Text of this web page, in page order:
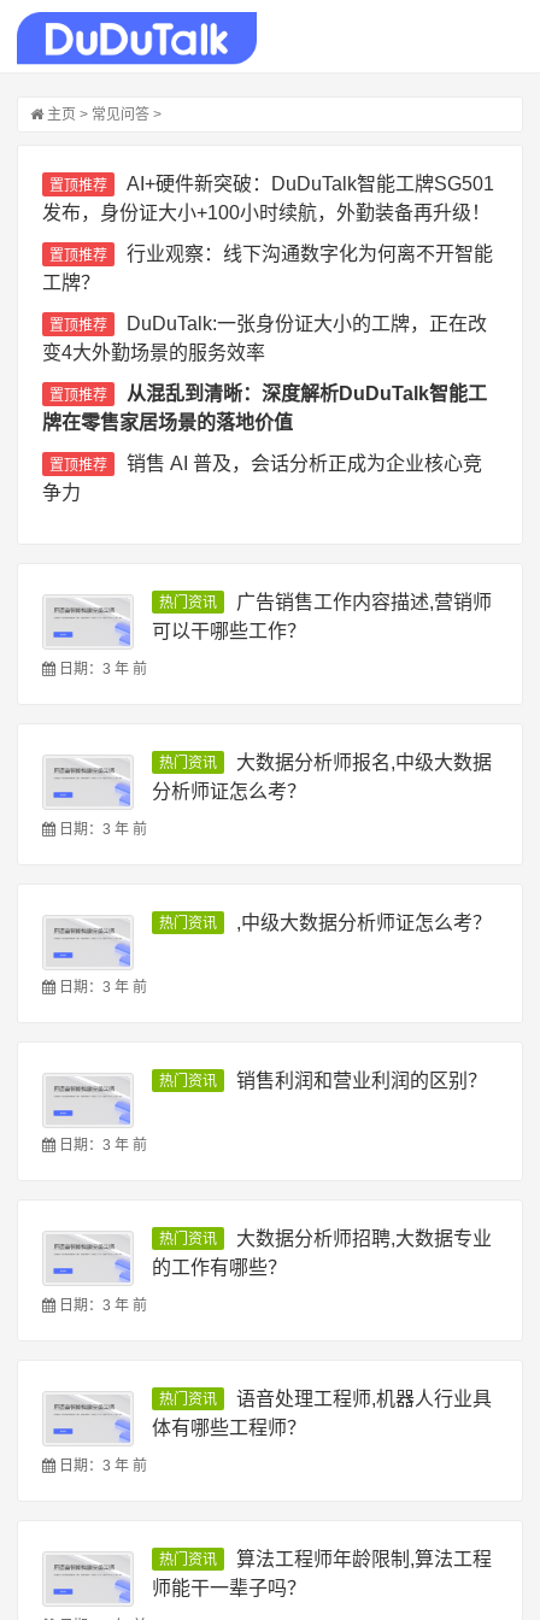
主页 > 常见问答 >
置顶推荐
AI+硬件新突破：DuDuTalk智能工牌SG501
发布，身份证大小+100小时续航，外勤装备再升级！
置顶推荐
行业观察：线下沟通数字化为何离不开智能
工牌？
置顶推荐
DuDuTalk:一张身份证大小的工牌，正在改
变4大外勤场景的服务效率
置顶推荐
从混乱到清晰：深度解析DuDuTalk智能工
牌在零售家居场景的落地价值
置顶推荐
销售 AI 普及，会话分析正成为企业核心竞
争力
热门资讯
广告销售工作内容描述,营销师
可以干哪些工作？
日期：3 年 前
热门资讯
大数据分析师报名,中级大数据
分析师证怎么考？
日期：3 年 前
热门资讯 ,中级大数据分析师证怎么考？
日期：3 年 前
热门资讯 销售利润和营业利润的区别？
日期：3 年 前
热门资讯
大数据分析师招聘,大数据专业
的工作有哪些？
日期：3 年 前
热门资讯
语音处理工程师,机器人行业具
体有哪些工程师？
日期：3 年 前
热门资讯
算法工程师年龄限制,算法工程
师能干一辈子吗？